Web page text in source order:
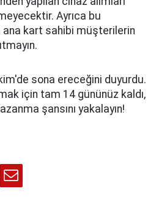
Ayrıca bu
ana kart sahibi müşterilerin
sona ereceğini duyurdu.
için tam 14 gününüz kaldı,
şansını yakalayın!